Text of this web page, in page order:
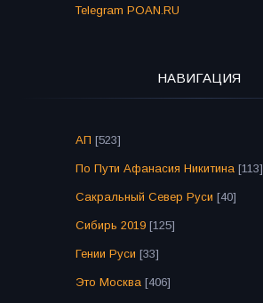
Telegram POAN.RU
НАВИГАЦИЯ
АП [523]
По Пути Афанасия Никитина [113]
Сакральный Север Руси [40]
Сибирь 2019 [125]
Гении Руси [33]
Это Москва [406]